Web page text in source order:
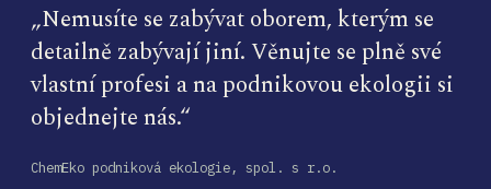
„Nemusíte se zabývat oborem, kterým se
detailně zabývají jiní. Věnujte se plně své
vlastní profesi a na podnikovou ekologii si
objednejte nás.“
ChemEko podniková ekologie, spol. s r.o.